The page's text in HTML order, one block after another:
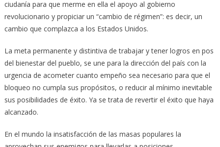
ciudanía para que merme en ella el apoyo al gobierno
revolucionario y propiciar un “cambio de régimen”: es decir, un
cambio que complazca a los Estados Unidos.
La meta permanente y distintiva de trabajar y tener logros en pos
del bienestar del pueblo, se une para la dirección del país con la
urgencia de acometer cuanto empeño sea necesario para que el
bloqueo no cumpla sus propósitos, o reducir al mínimo inevitable
sus posibilidades de éxito. Ya se trata de revertir el éxito que haya
alcanzado.
En el mundo la insatisfacción de las masas populares la